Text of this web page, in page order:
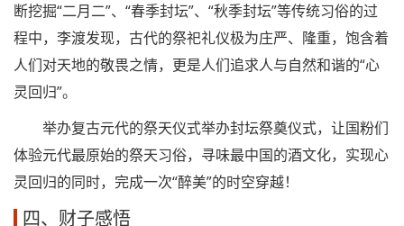
断挖掘“二月二”、“春季封坛”、“秋季封坛”等传统习俗的过
程中，李渡发现，古代的祭祀礼仪极为庄严、隆重，饱含着
人们对天地的敬畏之情，更是人们追求人与自然和谐的“心
灵回归”。
举办复古元代的祭天仪式举办封坛祭奠仪式，让国粉们
体验元代最原始的祭天习俗，寻味最中国的酒文化，实现心
灵回归的同时，完成一次“醉美”的时空穿越！
四、财子感悟